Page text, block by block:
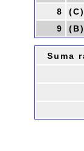
8
(C)
9
(B)
Suma